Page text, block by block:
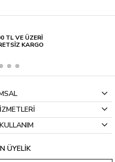
TL VE ÜZERİ
KARGO
ÜYELİK